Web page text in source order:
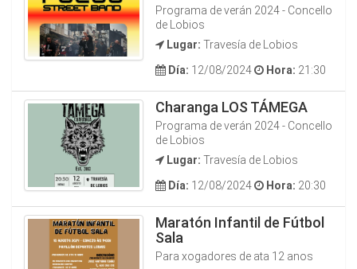
Programa de verán 2024 - Concello
de Lobios
Lugar: Travesía de Lobios
Día: 12/08/2024 Hora: 21:30
Charanga LOS TÁMEGA
Programa de verán 2024 - Concello
de Lobios
Lugar: Travesía de Lobios
Día: 12/08/2024 Hora: 20:30
Maratón Infantil de Fútbol
Sala
Para xogadores de ata 12 anos